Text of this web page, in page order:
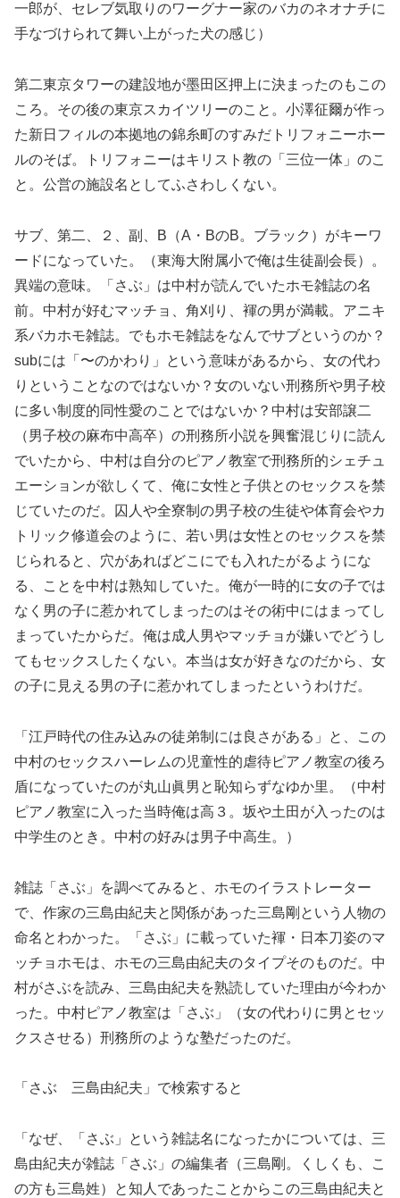
一郎が、セレブ気取りのワーグナー家のバカのネオナチに
手なづけられて舞い上がった犬の感じ）
第二東京タワーの建設地が墨田区押上に決まったのもこの
ころ。その後の東京スカイツリーのこと。小澤征爾が作っ
た新日フィルの本拠地の錦糸町のすみだトリフォニーホー
ルのそば。トリフォニーはキリスト教の「三位一体」のこ
と。公営の施設名としてふさわしくない。
サブ、第二、２、副、B（A・BのB。ブラック）がキーワ
ードになっていた。（東海大附属小で俺は生徒副会長）。
異端の意味。「さぶ」は中村が読んでいたホモ雑誌の名
前。中村が好むマッチョ、角刈り、褌の男が満載。アニキ
系バカホモ雑誌。でもホモ雑誌をなんでサブというのか？
subには「〜のかわり」という意味があるから、女の代わ
りということなのではないか？女のいない刑務所や男子校
に多い制度的同性愛のことではないか？中村は安部譲二
（男子校の麻布中高卒）の刑務所小説を興奮混じりに読ん
でいたから、中村は自分のピアノ教室で刑務所的シェチュ
エーションが欲しくて、俺に女性と子供とのセックスを禁
じていたのだ。囚人や全寮制の男子校の生徒や体育会やカ
トリック修道会のように、若い男は女性とのセックスを禁
じられると、穴があればどこにでも入れたがるようにな
る、ことを中村は熟知していた。俺が一時的に女の子では
なく男の子に惹かれてしまったのはその術中にはまってし
まっていたからだ。俺は成人男やマッチョが嫌いでどうし
てもセックスしたくない。本当は女が好きなのだから、女
の子に見える男の子に惹かれてしまったというわけだ。
「江戸時代の住み込みの徒弟制には良さがある」と、この
中村のセックスハーレムの児童性的虐待ピアノ教室の後ろ
盾になっていたのが丸山眞男と恥知らずなゆか里。（中村
ピアノ教室に入った当時俺は高３。坂や土田が入ったのは
中学生のとき。中村の好みは男子中高生。）
雑誌「さぶ」を調べてみると、ホモのイラストレーター
で、作家の三島由紀夫と関係があった三島剛という人物の
命名とわかった。「さぶ」に載っていた褌・日本刀姿のマ
ッチョホモは、ホモの三島由紀夫のタイプそのものだ。中
村がさぶを読み、三島由紀夫を熟読していた理由が今わか
った。中村ピアノ教室は「さぶ」（女の代わりに男とセッ
クスさせる）刑務所のような塾だったのだ。
「さぶ 三島由紀夫」で検索すると
「なぜ、「さぶ」という雑誌名になったかについては、三
島由紀夫が雑誌「さぶ」の編集者（三島剛。くしくも、こ
の方も三島姓）と知人であったことからこの三島由紀夫と